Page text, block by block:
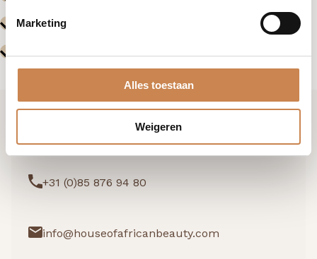
Marketing
Alles toestaan
Weigeren
Ik wil graag kennismaken
+31 (0)85 876 94 80
info@houseofafricanbeauty.com